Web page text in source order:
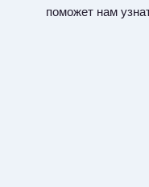
поможет нам